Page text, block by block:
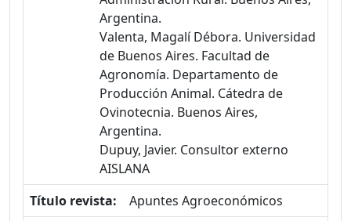
Argentina.
Valenta, Magalí Débora. Universidad
de Buenos Aires. Facultad de
Agronomía. Departamento de
Producción Animal. Cátedra de
Ovinotecnia. Buenos Aires,
Argentina.
Dupuy, Javier. Consultor externo
AISLANA
Título revista:
Apuntes Agroeconómicos